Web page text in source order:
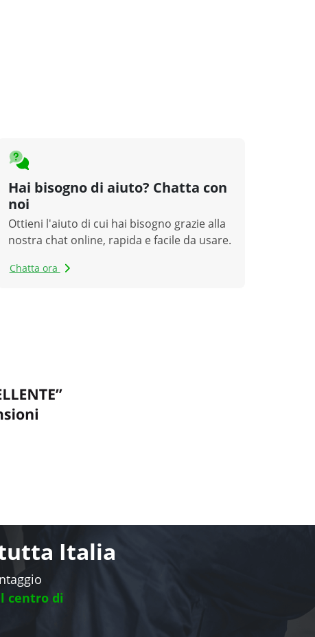
Hai bisogno di aiuto? Chatta con
noi
Ottieni l'aiuto di cui hai bisogno grazie alla
nostra chat online, rapida e facile da usare.
Chatta ora
Italia
centro di